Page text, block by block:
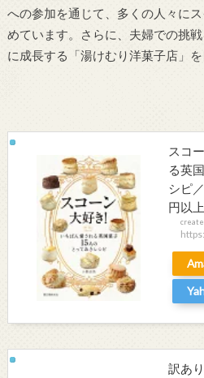
への参加を通じて、多くの人々に
めています。さらに、夫婦での挑
に成長する「湯けむり洋菓子店」を
スコ
る英
シピ
円以
訳あ